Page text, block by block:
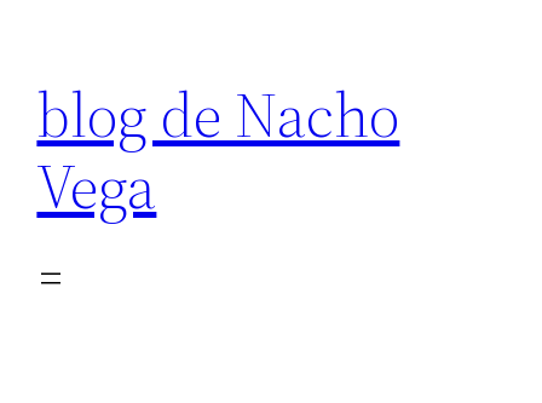
contenido
blog de Nacho
Vega